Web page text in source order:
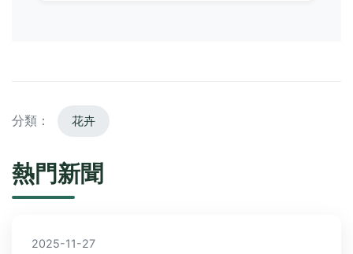
分類： 花卉
熱門新聞
2025-11-27